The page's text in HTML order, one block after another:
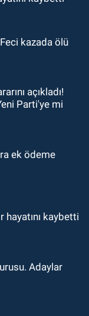
altında
kazada ölü
açıkladı!
Parti'ye mi
ek ödeme
hayatını kaybetti
Adaylar